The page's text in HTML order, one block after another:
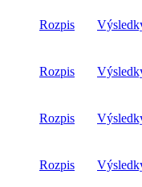
Rozpis
Rozpis
Rozpis
Rozpis